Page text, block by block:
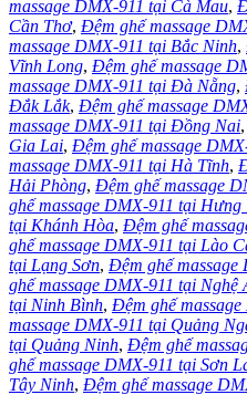
massage DMX‑911 tại Cà Mau,
Cần Thơ, Đệm ghế massage
massage DMX‑911 tại Bắc Ninh,
Vĩnh Long, Đệm ghế massage
massage DMX‑911 tại Đà Nẵng,
Đắk Lắk, Đệm ghế massage
massage DMX‑911 tại Đồng Nai,
Gia Lai, Đệm ghế massage
massage DMX‑911 tại Hà Tĩnh,
Hải Phòng, Đệm ghế massage
ghế massage DMX‑911 tại Hưng
tại Khánh Hòa, Đệm ghế
ghế massage DMX‑911 tại Lào
tại Lạng Sơn, Đệm ghế
ghế massage DMX‑911 tại Nghệ
tại Ninh Bình, Đệm ghế
massage DMX‑911 tại Quảng
tại Quảng Ninh, Đệm ghế
ghế massage DMX‑911 tại Sơn
Tây Ninh, Đệm ghế massage